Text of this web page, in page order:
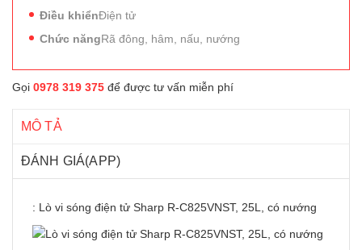
Điều khiểnĐiện tử
Chức năngRã đông, hâm, nấu, nướng
Gọi 0978 319 375 để được tư vấn miễn phí
MÔ TẢ
ĐÁNH GIÁ(APP)
: Lò vi sóng điện tử Sharp R-C825VNST, 25L, có nướng